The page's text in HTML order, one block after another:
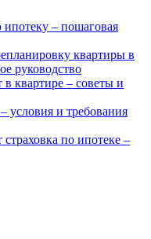
ипотеку – пошаговая
квартиры в
руководство
в квартире – советы и
условия и требования
страховка по ипотеке –